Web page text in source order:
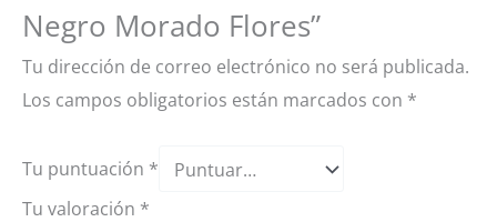
Negro Morado Flores”
Tu dirección de correo electrónico no será publicada.
Los campos obligatorios están marcados con *
Tu puntuación *
Tu valoración *